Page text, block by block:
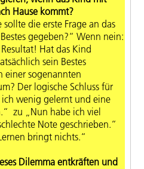
Hause kommt?
die erste Frage an das
gegeben?“ Wenn nein:
Hat das Kind
sein Bestes
einer sogenannten
Der logische Schluss für
wenig gelernt und eine
zu „Nun habe ich viel
Note geschrieben.“
bringt nichts.“
Dilemma entkräften und